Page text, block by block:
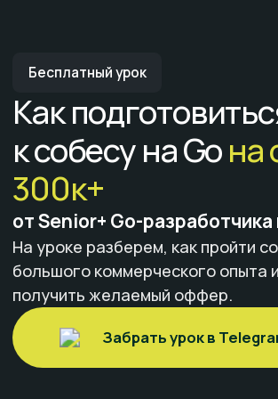
Что внутри Для кого
Как подготовиться
к собесу на Goна оффер
300к+
от Senior+ Go-разработчика из BigTech
На уроке разберем, как пройти собес даже без
большого коммерческого опыта и уверенно
получить желаемый оффер.
Забрать урок в Telegram